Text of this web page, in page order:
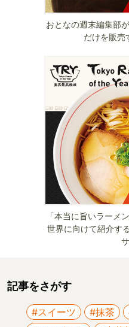
おとなの週末編集部
だけを販売
「本当に旨いラーメ
世界に向けて紹介す
記事をさがす
#スイーツ #抹茶